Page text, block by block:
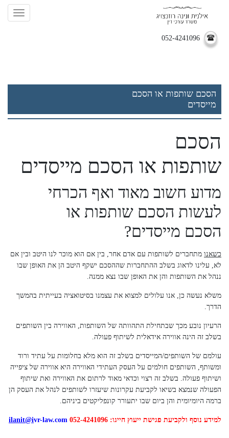
052-4241096
הסכם שותפות או הסכם
מייסדים
הסכם
שותפות או הסכם מייסדים
מדוע חשוב מאוד ואף הכרחי
לעשות הסכם שותפות או
הסכם מייסדים?
כשאנו מתחברים לשותפות עם אדם אחר, בין אם הוא מוכר לנו היטב ובין אם
לא, עלינו לדאוג בשלב ההתחברות שההסכם ישקף היטב הן את האופן שבו
ננהל את השותפות והן את האופן שבו נצא ממנה.
משלא נעשה כן, אנו עלולים למצוא את עצמנו בסיטואציה בעייתית בהמשך
הדרך.
הרעיון נובע מכך שבתחילת התהוותה של השותפות, האווירה בין השותפים
בשלב זה הינה אווירה אידאלית לשיתוף פעולה.
עולמם של השותפים/המייסדים בשלב זה הוא מלא בחלומות על עתיד ורוד
ומשותף, השותפים חולמים על העסק העתידי האווירה היא אווירה של ציפייה
ושיתוף פעולה. בשלב זה רצוי וכדאי מאוד לרתום את האווירה ואת שיתוף
הפעולה שנמצא בשיאו לקביעת עקרונות שיעזרו לשותפים לנהל את העסק הן
ברמה היומיומית והן ביום שבו יתעורר קונפליקטים ביניהם.
למידע נוסף ולקביעת פגישת ייעוץ חייגו: 052-4241096 ilanit@ivr-law.com